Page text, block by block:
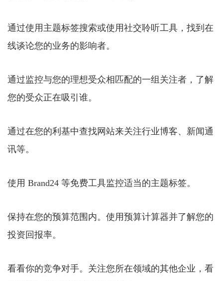
通过使用主题标签搜索或使用社交聆听工具，找到在
线谈论您的业务的影响者。
通过监控与您的理想受众相匹配的一组关注者，了解
您的受众正在吸引谁。
通过在您的利基中查找网站来关注行业博客、新闻通
讯等。
使用 Brand24 等免费工具监控适当的主题标签。
保持在您的预算范围内。使用预算计算器并了解您的
投资回报率。
看看你的竞争对手。关注您所在领域的其他企业，看